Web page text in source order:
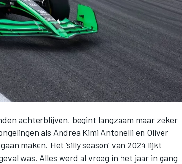
achterblijven, begint langzaam maar zeker
als Andrea Kimi Antonelli en Oliver
maken. Het ‘silly season’ van 2024 lijkt
was. Alles werd al vroeg in het jaar in gang